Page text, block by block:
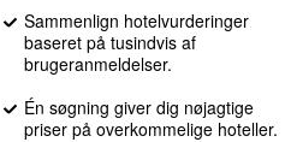
Sammenlign hotelvurderinger
baseret på tusindvis af
brugeranmeldelser.
Én søgning giver dig nøjagtige
priser på overkommelige hoteller.